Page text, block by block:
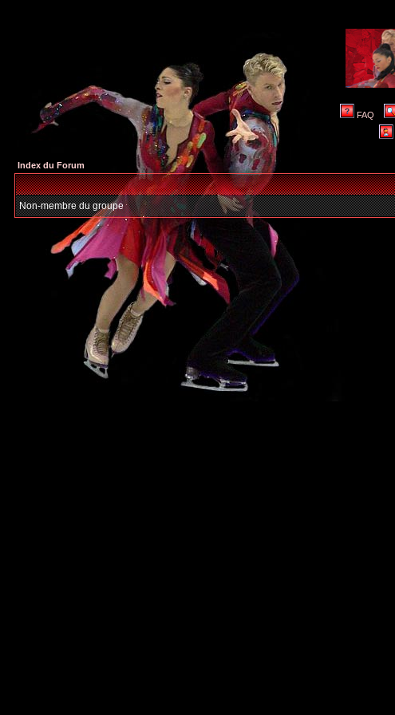
FAQ
Index du Forum
Non-membre du groupe